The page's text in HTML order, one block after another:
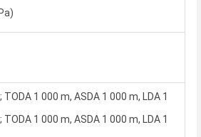
TODA 1 000 m, ASDA 1 000 m, LDA 1
TODA 1 000 m, ASDA 1 000 m, LDA 1